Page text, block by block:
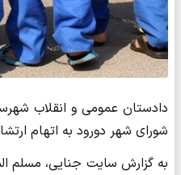
دادستان عمومی و انقلاب
شورای شهر دورود به اتهام
به گزارش سایت جنایی، مسلم